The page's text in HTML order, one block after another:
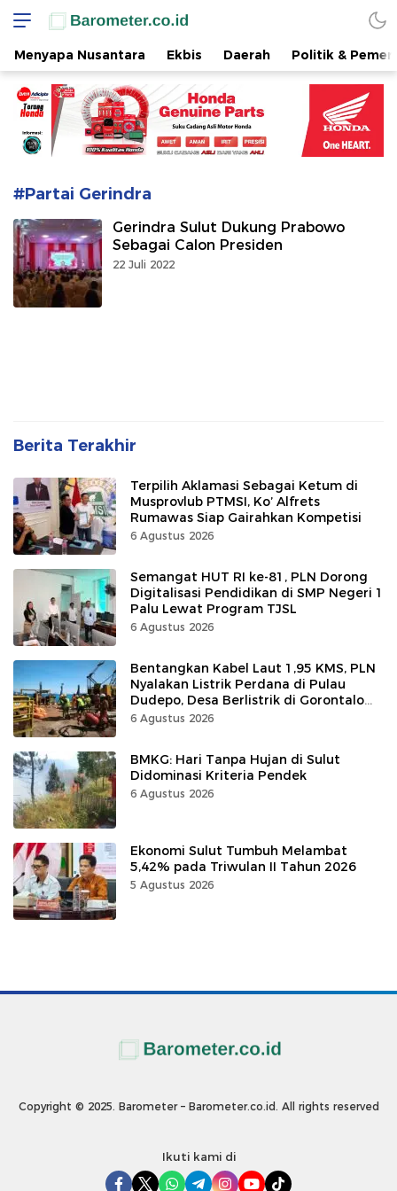
www.barometer.co.id
Berita Terkini di Sulawesi Utara
Menyapa Nusantara Ekbis Daerah Politik &
#Partai Gerindra
Gerindra Sulut Dukung Prabowo
Sebagai Calon Presiden
22 Juli 2022
Berita Terakhir
Terpilih Aklamasi Sebagai Ketum di
Musprovlub PTMSI, Ko’ Alfrets
Rumawas Siap Gairahkan Kompetisi
6 Agustus 2026
Semangat HUT RI ke-81, PLN Dorong
Digitalisasi Pendidikan di SMP Negeri 1
Palu Lewat Program TJSL
6 Agustus 2026
Bentangkan Kabel Laut 1,95 KMS, PLN
Nyalakan Listrik Perdana di Pulau
Dudepo, Desa Berlistrik di Gorontalo
100 Persen
6 Agustus 2026
BMKG: Hari Tanpa Hujan di Sulut
Didominasi Kriteria Pendek
6 Agustus 2026
Ekonomi Sulut Tumbuh Melambat
5,42% pada Triwulan II Tahun 2026
5 Agustus 2026
Copyright © 2025. Barometer – Barometer.co.id. All rights reserved
Ikuti kami di